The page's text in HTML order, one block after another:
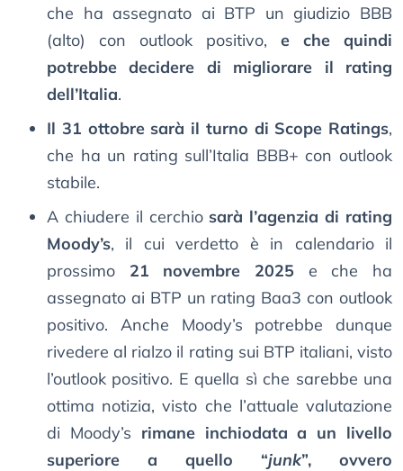
che ha assegnato ai BTP un giudizio BBB
(alto) con outlook positivo, e che quindi
potrebbe decidere di migliorare il rating
dell’Italia.
Il 31 ottobre sarà il turno di Scope Ratings,
che ha un rating sull’Italia BBB+ con outlook
stabile.
A chiudere il cerchio sarà l’agenzia di rating
Moody’s, il cui verdetto è in calendario il
prossimo 21 novembre 2025 e che ha
assegnato ai BTP un rating Baa3 con outlook
positivo. Anche Moody’s potrebbe dunque
rivedere al rialzo il rating sui BTP italiani, visto
l’outlook positivo. E quella sì che sarebbe una
ottima notizia, visto che l’attuale valutazione
di Moody’s rimane inchiodata a un livello
superiore a quello “junk”, ovvero